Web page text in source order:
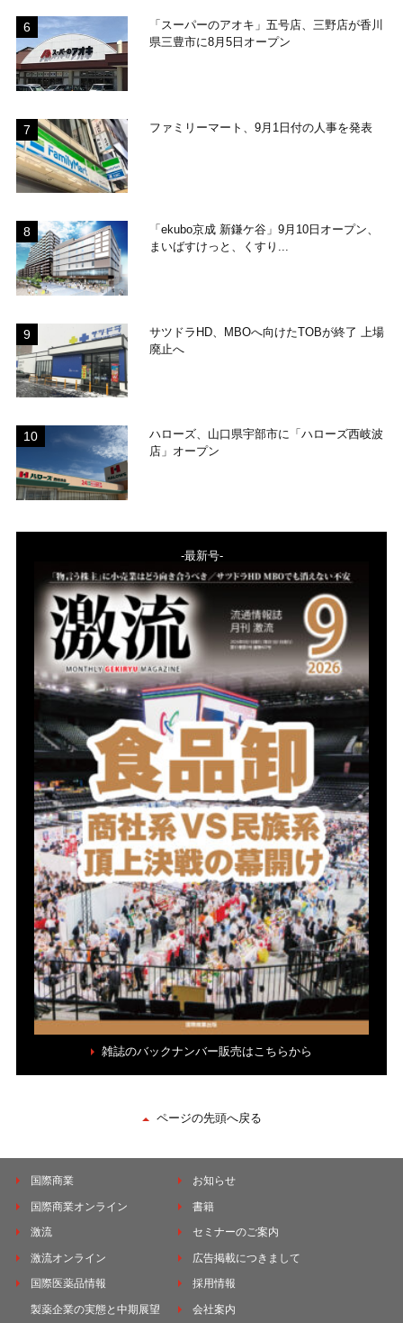
「スーパーのアオキ」五号店、三野店が香川
県三豊市に8月5日オープン
ファミリーマート、9月1日付の人事を発表
「ekubo京成 新鎌ケ谷」9月10日オープン、
まいばすけっと、くすり...
サツドラHD、MBOへ向けたTOBが終了 上場
廃止へ
ハローズ、山口県宇部市に「ハローズ西岐波
店」オープン
-最新号-
雑誌のバックナンバー販売はこちらから
ページの先頭へ戻る
国際商業
国際商業オンライン
激流
激流オンライン
国際医薬品情報
製薬企業の実態と中期展望
お知らせ
書籍
セミナーのご案内
広告掲載につきまして
採用情報
会社案内